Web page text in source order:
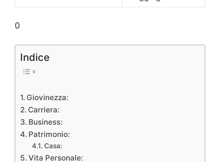
0
Indice
Giovinezza:
Carriera:
Business:
Patrimonio:
Casa:
Vita Personale: